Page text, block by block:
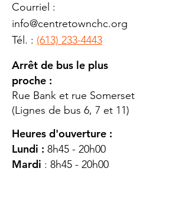
Courriel :
info@centretownchc.org
Tél. : (613) 233-4443
Arrêt de bus le plus
proche :
Rue Bank et rue Somerset
(Lignes de bus 6, 7 et 11)
Heures d'ouverture :
Lundi : 8h45 - 20h00
Mardi : 8h45 - 20h00